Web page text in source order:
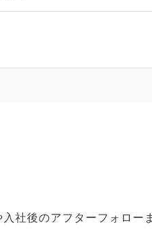
社後のアフターフォロー